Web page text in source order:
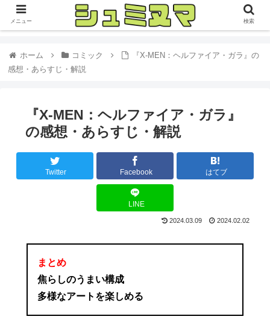
ホーム コミック
『X-MEN：ヘルファイア・ガラ』の
感想・あらすじ・解説
『X-MEN：ヘルファイア・ガラ』
の感想・あらすじ・解説
Twitter Facebook はてブ
LINE
2024.03.09 2024.02.02
まとめ
焦らしのうまい構成
多様なアートを楽しめる
メニュー 検索